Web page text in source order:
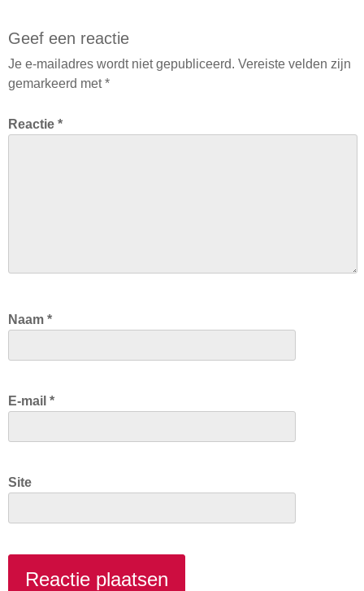
Geef een reactie
Je e-mailadres wordt niet gepubliceerd. Vereiste velden zijn
gemarkeerd met*
Reactie *
Naam *
E-mail *
Site